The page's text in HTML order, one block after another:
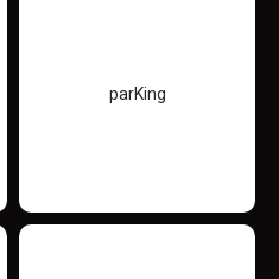
parKing